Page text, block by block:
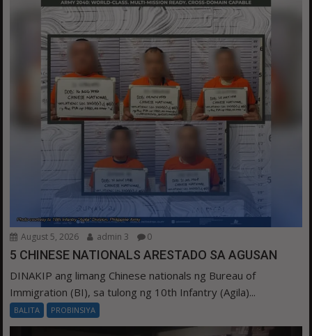
August 5, 2026 admin 3 0
5 CHINESE NATIONALS ARESTADO SA AGUSAN
DINAKIP ang limang Chinese nationals ng Bureau of
Immigration (BI), sa tulong ng 10th Infantry (Agila)...
BALITA PROBINSIYA